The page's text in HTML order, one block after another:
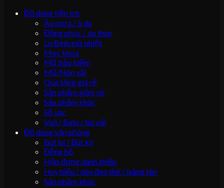
Đồ dùng tiện ích
Áo mưa / ô dù
Đồng phục / áo thun
Ly/Bình giữ nhiệt
Móc khoá
Mũ bảo hiểm
Mũ/Nón vải
Quà tặng giá rẻ
Sản phẩm gốm sứ
Sản phẩm khác
Sổ sạc
Vali / Balo / túi vải
Đồ dùng văn phòng
Bút bi / Bút ký
Đồng hồ
Hộp đựng danh thiếp
Huy hiệu / dây đeo thẻ / bảng tên
Sản phẩm khác